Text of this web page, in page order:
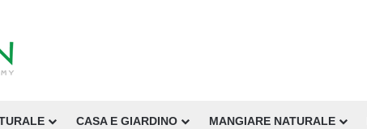
CASA E GIARDINO MANGIARE NATURALE